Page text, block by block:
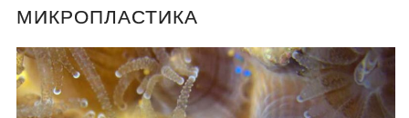
МИКРОПЛАСТИКА